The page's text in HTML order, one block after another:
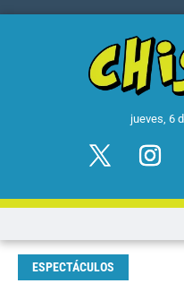
jueves, 6
ESPECTÁCULOS